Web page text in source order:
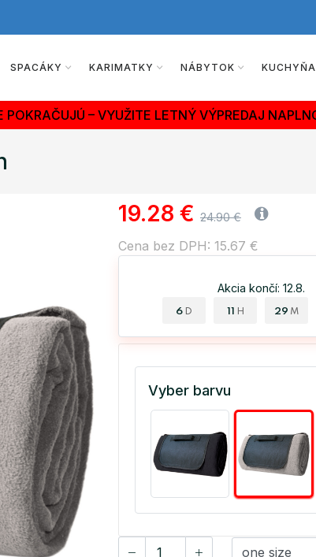
SPACÁKY KARIMATKY NÁBYTOK KUCHYŇA
POKRAČUJÚ – VYUŽITE LETNÝ VÝPREDAJ
19.28 € 24.90 €
Cena bez DPH: 15.67 €
Akcia končí: 12.8.
6 D 11 H 28 M
Vyber barvu